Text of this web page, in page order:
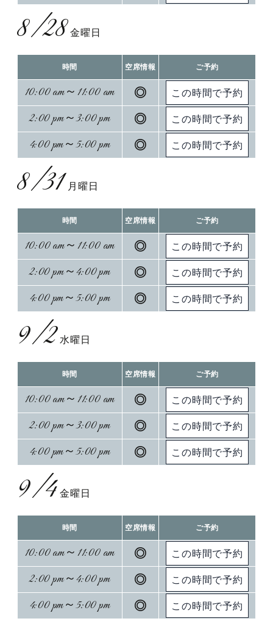
8/28 金曜日
時間 空席情報 ご予約
10:00 am～11:00 am ◎
2:00 pm～3:00 pm ◎
4:00 pm～5:00 pm ◎
8/31 月曜日
時間 空席情報 ご予約
10:00 am～11:00 am ◎
2:00 pm～4:00 pm ◎
4:00 pm～5:00 pm ◎
9/2 水曜日
時間 空席情報 ご予約
10:00 am～11:00 am ◎
2:00 pm～3:00 pm ◎
4:00 pm～5:00 pm ◎
9/4 金曜日
時間 空席情報 ご予約
10:00 am～11:00 am ◎
2:00 pm～4:00 pm ◎
4:00 pm～5:00 pm ◎